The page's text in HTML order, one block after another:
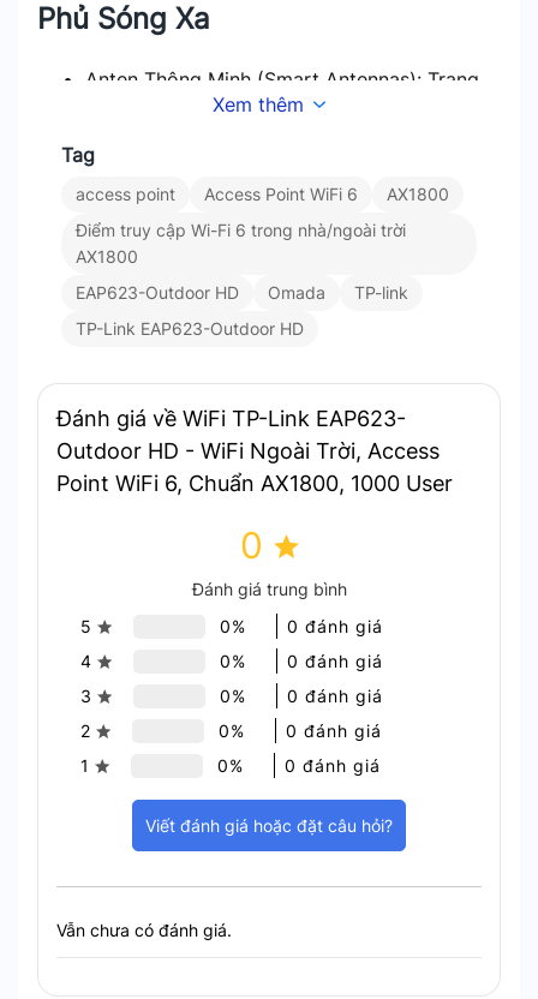
Phủ Sóng Xa
Anten Thông Minh (Smart Antennas): Trang
bị anten phân cực ngang và dọc tích hợp bên
chọn anten tối ưu, giúp giảm nhiễu, tăng hiệu
suất và mở rộng phạm vi phủ sóng (2.4GHz:
200m+, 5GHz: 300m+ trong điều kiện thử
nghiệm).
Bộ khuếch đại công suất cao chuyên dụng.
Anten Thông Minh Tích Hợp & Phủ Sóng Xa
Khám phá nhiều hơn với Ăng-ten thông minh
Khắc Nghiệt
Xem thêm
Tag
access point Access Point WiFi 6
AX1800
Điểm truy cập Wi-Fi 6 trong nhà/ngoài trời
AX1800
EAP623-Outdoor HD
Omada
TP-link
TP-Link EAP623-Outdoor HD
Đánh giá về WiFi TP-Link EAP623-
Outdoor HD - WiFi Ngoài Trời, Access
Point WiFi 6, Chuẩn AX1800, 1000 User
0
Đánh giá trung bình
5
0%
0 đánh giá
4
0%
0 đánh giá
3
0%
0 đánh giá
2
0%
0 đánh giá
1
0% 0 đánh giá
Viết đánh giá hoặc đặt câu hỏi?
Vẫn chưa có đánh giá.